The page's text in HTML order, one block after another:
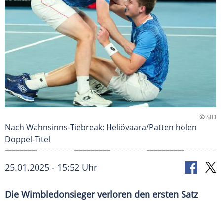
©SID
Nach Wahnsinns-Tiebreak: Heliövaara/Patten holen
Doppel-Titel
25.01.2025 - 15:52 Uhr
Die Wimbledonsieger verloren den ersten Satz